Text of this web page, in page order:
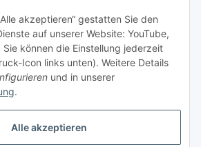
am Sand
akzeptieren“ gestatten Sie den
auf unserer Website: YouTube,
Sie können die Einstellung jederzeit
Icon links unten). Weitere Details
und in unserer
.
Alle akzeptieren